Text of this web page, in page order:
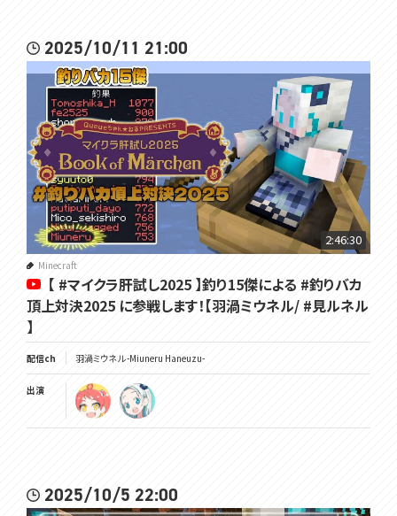
2025/10/11 21:00
2:46:30
Minecraft
【 #マイクラ肝試し2025 】釣り15傑による #釣りバカ
頂上対決2025 に参戦します！【羽渦ミウネル/ #見ルネル
】
配信ch 羽渦ミウネル -Miuneru Haneuzu-
出演
2025/10/5 22:00